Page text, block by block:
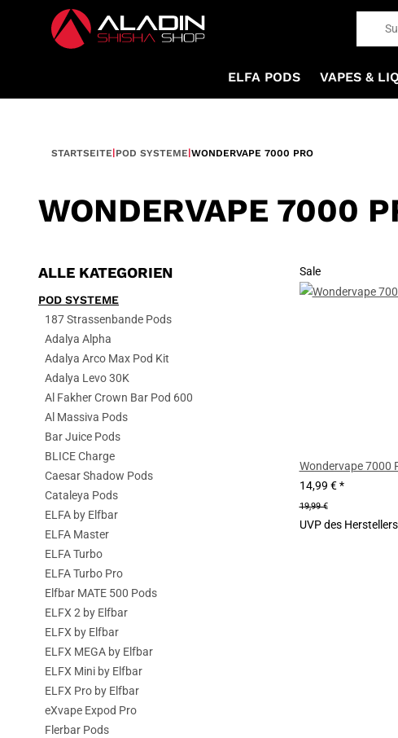
ELFA PODS VAPES &
STARTSEITE POD SYSTEME WONDERVAPE 7000 PRO
Sale
Wondervape 7000
14,99 €*
19,99 €
UVP des Herstellers
ALLE KATEGORIEN
POD SYSTEME
187 Strassenbande Pods
Adalya Alpha
Adalya Arco Max Pod Kit
Adalya Levo 30K
Al Fakher Crown Bar Pod 600
Al Massiva Pods
Bar Juice Pods
BLICE Charge
Caesar Shadow Pods
Cataleya Pods
ELFA by Elfbar
ELFA Master
ELFA Turbo
ELFA Turbo Pro
Elfbar MATE 500 Pods
ELFX 2 by Elfbar
ELFX by Elfbar
ELFX MEGA by Elfbar
ELFX Mini by Elfbar
ELFX Pro by Elfbar
eXvape Expod Pro
Flerbar Pods
WONDERVAPE 7000